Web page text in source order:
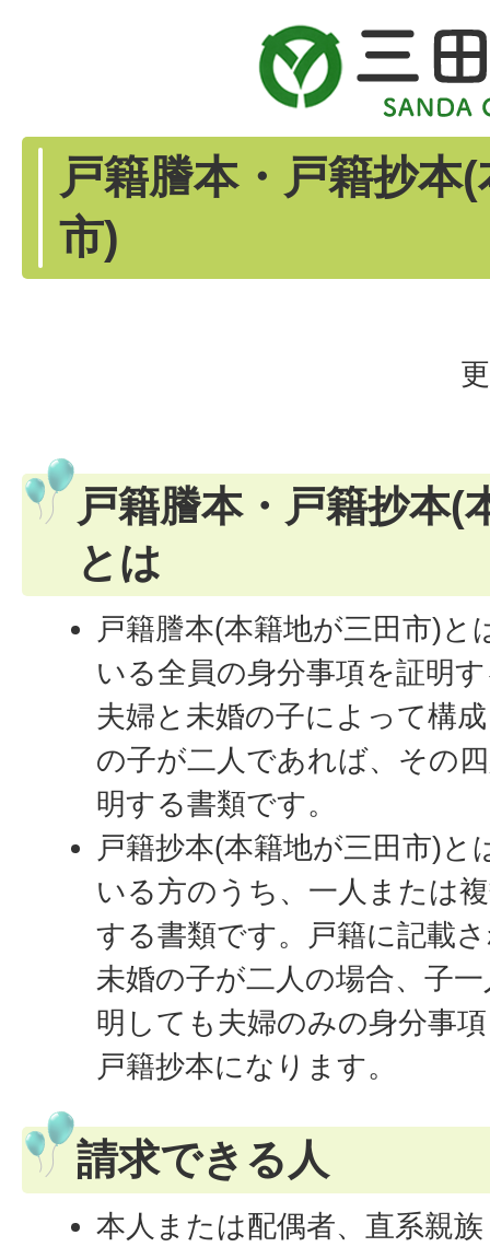
戸籍謄本・戸籍抄本
市)
戸籍謄本・戸籍抄本(
とは
戸籍謄本(本籍地が三田市)
いる全員の身分事項を証明
夫婦と未婚の子によって構
の子が二人であれば、その
明する書類です。
戸籍抄本(本籍地が三田市)
いる方のうち、一人または
する書類です。戸籍に記載
未婚の子が二人の場合、子
明しても夫婦のみの身分事
戸籍抄本になります。
請求できる人
本人または配偶者、直系親族